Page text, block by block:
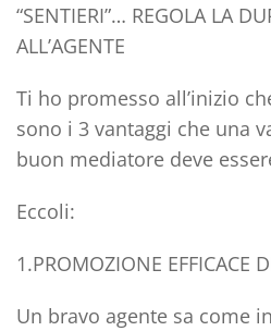
“SENTIERI”… REGOLA LA
ALL’AGENTE
Ti ho promesso all’inizio
sono i 3 vantaggi che una
buon mediatore deve
Eccoli:
1.PROMOZIONE EFFICACE
Un bravo agente sa come